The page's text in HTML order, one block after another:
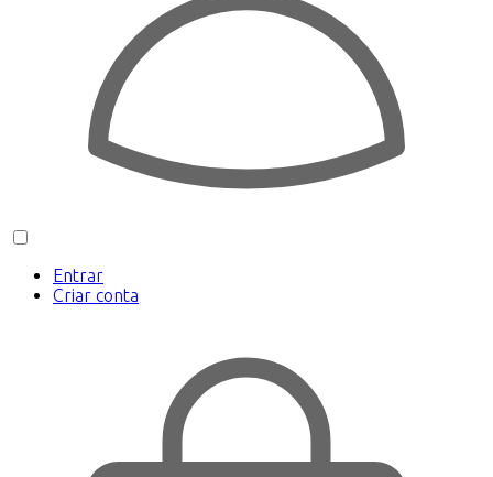
Entrar
Criar conta